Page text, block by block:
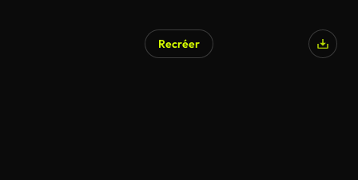
Recréer